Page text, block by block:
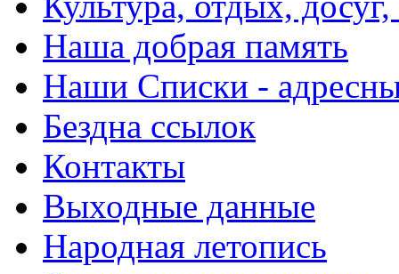
Наша добрая память
Наши Списки -
Бездна ссылок
Контакты
Выходные данные
Народная летопись